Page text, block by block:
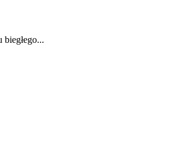
biegłego...